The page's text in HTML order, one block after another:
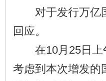
对于发行万亿国
回应。
在10月25日上
考虑到本次增发的